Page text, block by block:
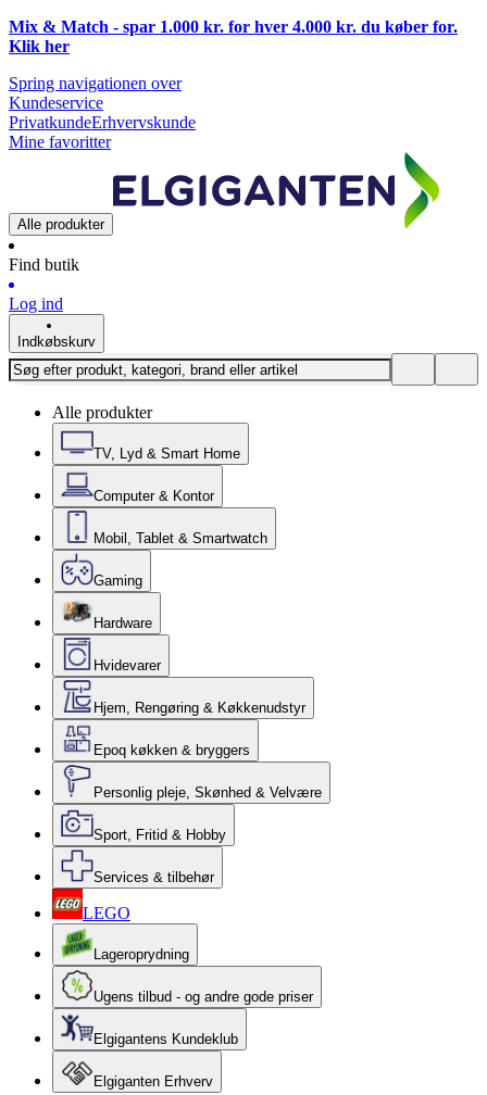
Mix & Match - spar 1.000 kr. for hver 4.000 kr. du køber for.
Klik her
Spring navigationen over
Kundeservice
PrivatkundeErhvervskunde
Mine favoritter
Alle produkter
Find butik
Log ind
Indkøbskurv
Alle produkter
TV, Lyd & Smart Home
Computer & Kontor
Mobil, Tablet & Smartwatch
Gaming
Hardware
Hvidevarer
Hjem, Rengøring & Køkkenudstyr
Epoq køkken & bryggers
Personlig pleje, Skønhed & Velvære
Sport, Fritid & Hobby
Services & tilbehør
LEGO
Lageroprydning
Ugens tilbud - og andre gode priser
Elgigantens Kundeklub
Elgiganten Erhverv